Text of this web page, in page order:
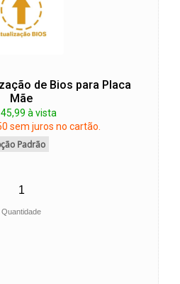
de Bios para Placa
Mãe
45,99 à vista
sem juros no cartão.
Padrão
Quantidade